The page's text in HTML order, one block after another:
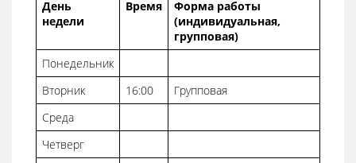
День
недели
Время
Форма работы
(индивидуальная,
групповая)
Понедельник
Вторник
16:00
Групповая
Среда
Четверг